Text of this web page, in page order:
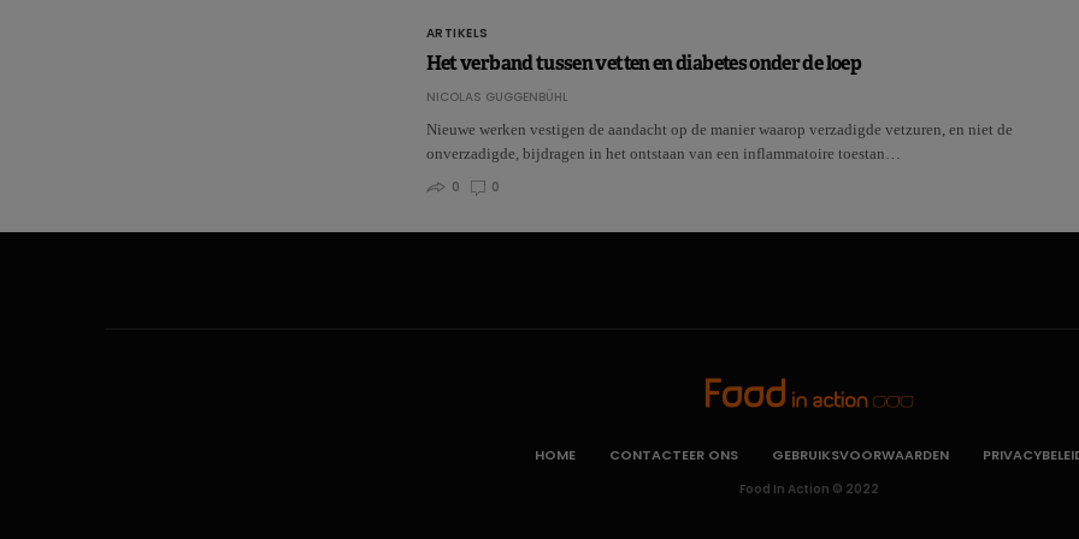
ARTIKELS
Het verband tussen vetten en diabetes onder de loep
NICOLAS GUGGENBÜHL
Nieuwe werken vestigen de aandacht op de manier waarop verzadigde vetzuren, en niet de
onverzadigde, bijdragen in het ontstaan van een inflammatoire toestan…
0
0
HOME CONTACTEER ONS GEBRUIKSVOORWAARDEN
Food In Action © 2022